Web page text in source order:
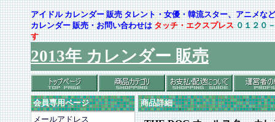
アイドル カレンダー 販売 タレント・女優・韓流スター、アニメ
カレンダー 販売・お問い合わせはタッチ・エクスプレス ０１２０
す
2013年 カレンダー 販売
会員専用ページ
メールアドレス
商品詳細